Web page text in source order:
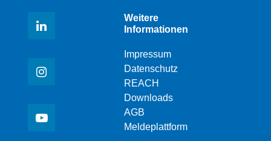
Weitere
Informationen
Impressum
Datenschutz
REACH
Downloads
AGB
Meldeplattform